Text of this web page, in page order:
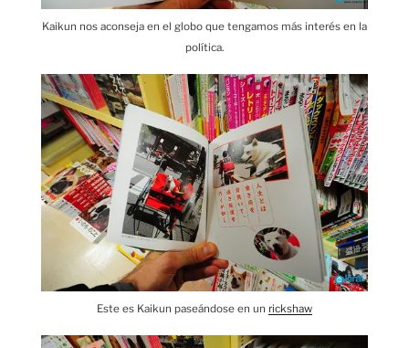
Kaikun nos aconseja en el globo que tengamos más interés en la
política.
Este es Kaikun paseándose en un rickshaw